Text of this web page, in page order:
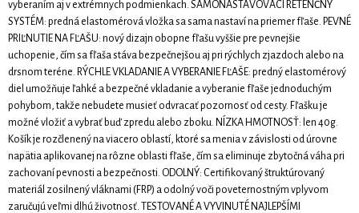
vyberaním aj v extrémnych podmienkach. SAMONASTAVOVACÍ RETENČNÝ
SYSTÉM: predná elastomérová vložka sa sama nastaví na priemer fľaše. PEVNÉ
PRIĽNUTIE NA FĽAŠU: nový dizajn obopne fľašu vyššie pre pevnejšie
uchopenie, čím sa fľaša stáva bezpečnejšou aj pri rýchlych zjazdoch alebo na
drsnom teréne. RÝCHLE VKLADANIE A VYBERANIE FĽAŠE: predný elastomérový
diel umožňuje ľahké a bezpečné vkladanie a vyberanie fľaše jednoduchým
pohybom, takže nebudete musieť odvracať pozornosť od cesty. Fľašku je
možné vložiť a vybrať buď zpredu alebo zboku. NÍZKA HMOTNOSŤ: len 40g.
Košík je rozčlenený na viacero oblastí, ktoré sa menia v závislosti od úrovne
napätia aplikovanej na rôzne oblasti fľaše, čím sa eliminuje zbytočná váha pri
zachovaní pevnosti a bezpečnosti. ODOLNÝ: Certifikovaný štruktúrovaný
materiál zosilnený vláknami (FRP) a odolný voči poveternostným vplyvom
zaručujú veľmi dlhú životnosť. TESTOVANÉ A VYVINUTÉ NAJLEPŠÍMI